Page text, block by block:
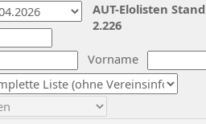
Vorname
AUT-Elolisten
2.226